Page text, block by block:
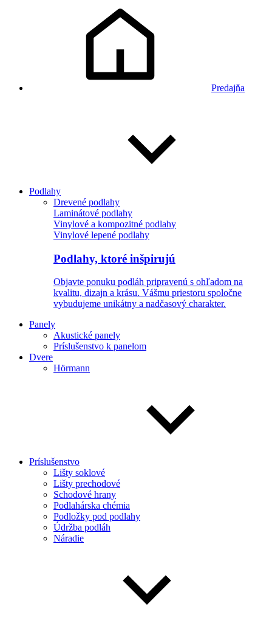
Predajňa
Podlahy
Drevené podlahy
Laminátové podlahy
Vinylové a kompozitné podlahy
Vinylové lepené podlahy
Podlahy, ktoré inšpirujú
Objavte ponuku podláh pripravenú s ohľadom na
kvalitu, dizajn a krásu. Vášmu priestoru spoločne
vybudujeme unikátny a nadčasový charakter.
Panely
Akustické panely
Príslušenstvo k panelom
Dvere
Hörmann
Príslušenstvo
Lišty soklové
Lišty prechodové
Schodové hrany
Podlahárska chémia
Podložky pod podlahy
Údržba podláh
Náradie